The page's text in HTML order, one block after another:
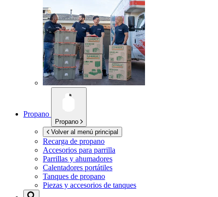
Propano
Propano
Volver al menú principal
Recarga de propano
Accesorios para parrilla
Parrillas y ahumadores
Calentadores portátiles
Tanques de propano
Piezas y accesorios de tanques